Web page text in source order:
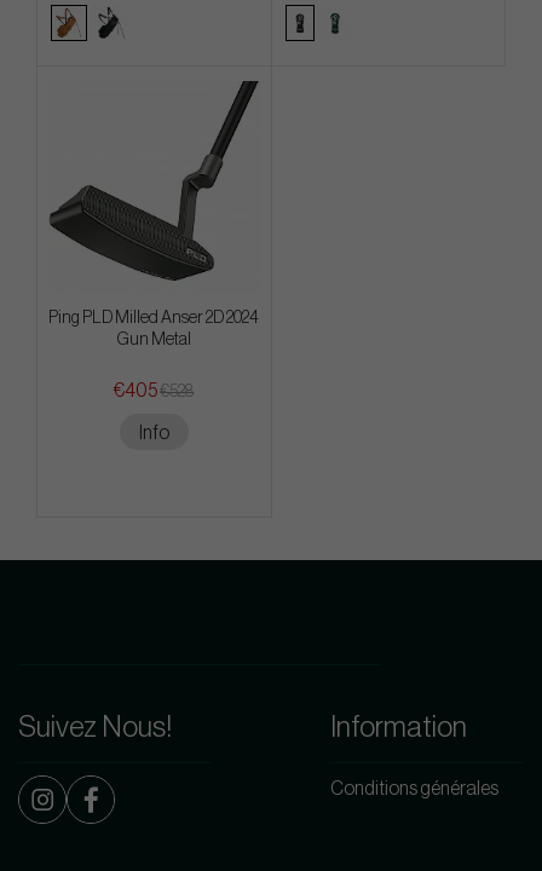
Ping PLD Milled Anser 2D 2024
Gun Metal
€405€528
Info
Suivez Nous! Information
Conditions générales